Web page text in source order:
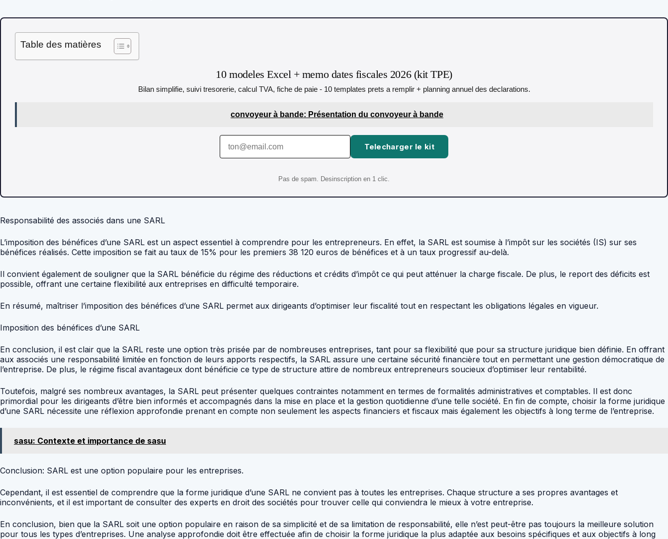
Table des matières
10 modeles Excel + memo dates fiscales 2026 (kit TPE)
Bilan simplifie, suivi tresorerie, calcul TVA, fiche de paie - 10 templates prets a remplir + planning annuel des declarations.
convoyeur à bande: Présentation du convoyeur à bande
Telecharger le kit
Pas de spam. Desinscription en 1 clic.
Responsabilité des associés dans une SARL
L’imposition des bénéfices d’une SARL est un aspect essentiel à comprendre pour les entrepreneurs. En effet, la SARL est soumise à l’impôt sur les sociétés (IS) sur ses
bénéfices réalisés. Cette imposition se fait au taux de 15% pour les premiers 38 120 euros de bénéfices et à un taux progressif au-delà.
Il convient également de souligner que la SARL bénéficie du régime des réductions et crédits d’impôt ce qui peut atténuer la charge fiscale. De plus, le report des déficits est
possible, offrant une certaine flexibilité aux entreprises en difficulté temporaire.
En résumé, maîtriser l’imposition des bénéfices d’une SARL permet aux dirigeants d’optimiser leur fiscalité tout en respectant les obligations légales en vigueur.
Imposition des bénéfices d’une SARL
En conclusion, il est clair que la SARL reste une option très prisée par de nombreuses entreprises, tant pour sa flexibilité que pour sa structure juridique bien définie. En offrant
aux associés une responsabilité limitée en fonction de leurs apports respectifs, la SARL assure une certaine sécurité financière tout en permettant une gestion démocratique de
l’entreprise. De plus, le régime fiscal avantageux dont bénéficie ce type de structure attire de nombreux entrepreneurs soucieux d’optimiser leur rentabilité.
Toutefois, malgré ses nombreux avantages, la SARL peut présenter quelques contraintes notamment en termes de formalités administratives et comptables. Il est donc
primordial pour les dirigeants d’être bien informés et accompagnés dans la mise en place et la gestion quotidienne d’une telle société. En fin de compte, choisir la forme juridique
d’une SARL nécessite une réflexion approfondie prenant en compte non seulement les aspects financiers et fiscaux mais également les objectifs à long terme de l’entreprise.
sasu: Contexte et importance de sasu
Conclusion: SARL est une option populaire pour les entreprises.
Cependant, il est essentiel de comprendre que la forme juridique d’une SARL ne convient pas à toutes les entreprises. Chaque structure a ses propres avantages et
inconvénients, et il est important de consulter des experts en droit des sociétés pour trouver celle qui conviendra le mieux à votre entreprise.
En conclusion, bien que la SARL soit une option populaire en raison de sa simplicité et de sa limitation de responsabilité, elle n’est peut-être pas toujours la meilleure solution
pour tous les types d’entreprises. Une analyse approfondie doit être effectuée afin de choisir la forme juridique la plus adaptée aux besoins spécifiques et aux objectifs à long